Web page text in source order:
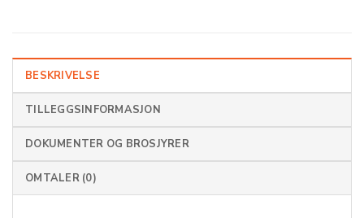
BESKRIVELSE
TILLEGGSINFORMASJON
DOKUMENTER OG BROSJYRER
OMTALER (0)